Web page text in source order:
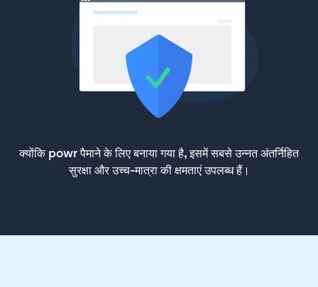
क्योंकि powr पैमाने के लिए बनाया गया है, इसमें सबसे उन्नत अंतर्निहित
सुरक्षा और उच्च-मात्रा की क्षमताएं उपलब्ध हैं।